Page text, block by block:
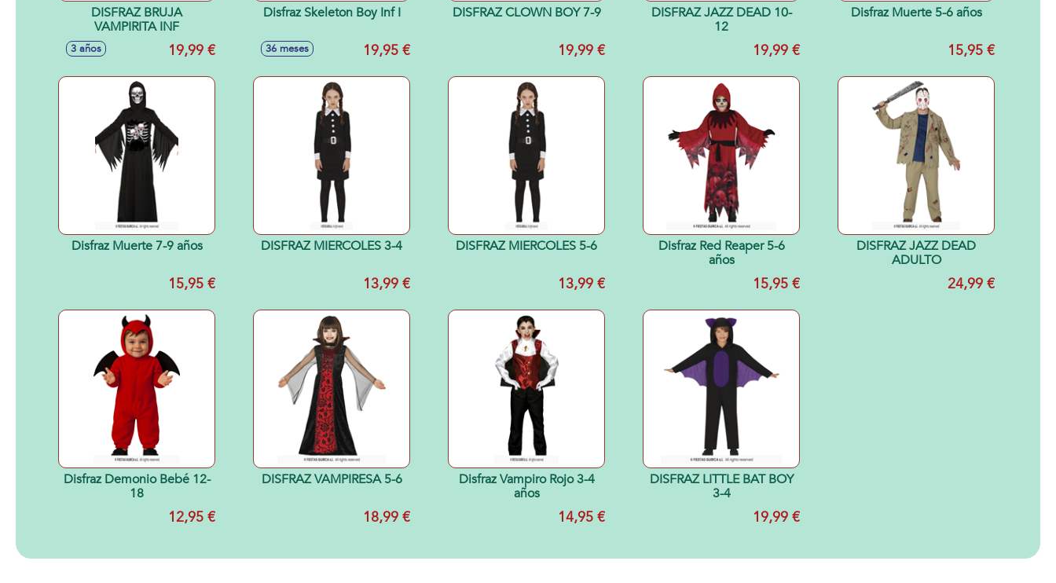
DISFRAZ BRUJA
VAMPIRITA INF
3 años 19,99 €
Disfraz Skeleton Boy Inf I
36 meses 19,95 €
DISFRAZ CLOWN BOY 7-9
19,99 €
DISFRAZ JAZZ DEAD 10-
12
19,99 €
Disfraz Muerte 5-6 años
15,95 €
Disfraz Muerte 7-9 años
15,95 €
DISFRAZ MIERCOLES 3-4
13,99 €
DISFRAZ MIERCOLES 5-6
13,99 €
Disfraz Red Reaper 5-6
años
15,95 €
DISFRAZ JAZZ DEAD
ADULTO
24,99 €
Disfraz Demonio Bebé 12-
18
12,95 €
DISFRAZ VAMPIRESA 5-6
18,99 €
Disfraz Vampiro Rojo 3-4
años
14,95 €
DISFRAZ LITTLE BAT BOY
3-4
19,99 €